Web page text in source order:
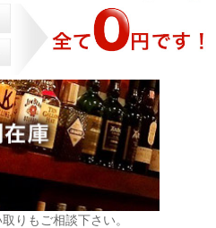
りもご相談下さい。